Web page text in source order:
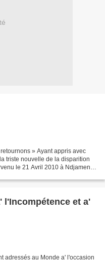
» Ayant appris avec
triste nouvelle de la disparition
le 21 Avril 2010 à Ndjamena.
l'Incompétence et a'
adressés au Monde a' l'occasion